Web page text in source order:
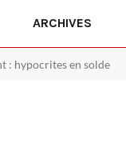
ARCHIVES
: hypocrites en solde